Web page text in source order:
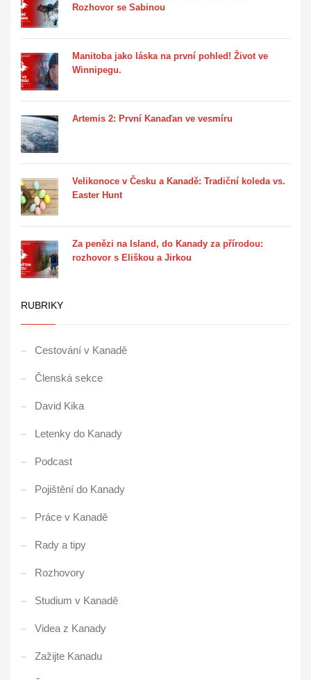
Rozhovor se Sabinou
Manitoba jako láska na první pohled! Život ve
Winnipegu.
Artemis 2: První Kanaďan ve vesmíru
Velikonoce v Česku a Kanadě: Tradiční koleda vs.
Easter Hunt
Za penězi na Island, do Kanady za přírodou:
rozhovor s Eliškou a Jirkou
RUBRIKY
Cestování v Kanadě
Členská sekce
David Kika
Letenky do Kanady
Podcast
Pojištění do Kanady
Práce v Kanadě
Rady a tipy
Rozhovory
Studium v Kanadě
Videa z Kanady
Zažijte Kanadu